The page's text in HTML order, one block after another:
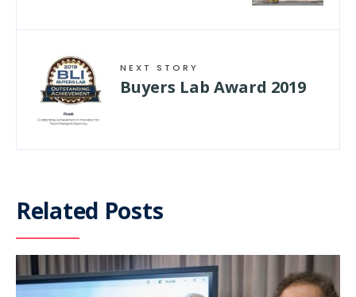
NEXT STORY
Buyers Lab Award 2019
Related Posts